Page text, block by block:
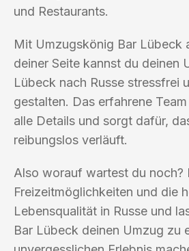
und Restaurants.
Mit Umzugskönig Bar Lübeck
deiner Seite kannst du deinen
Lübeck nach Russe stressfrei
gestalten. Das erfahrene
alle Details und sorgt dafür,
reibungslos verläuft.
Also worauf wartest du noch?
Freizeitmöglichkeiten und die
Lebensqualität in Russe und
Bar Lübeck deinen Umzug zu